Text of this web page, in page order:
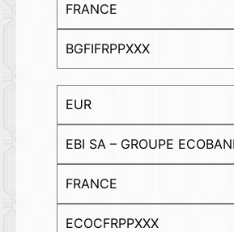
FRANCE
BGFIFRPPXXX
EUR
EBI SA – GROUPE
FRANCE
ECOCFRPPXXX